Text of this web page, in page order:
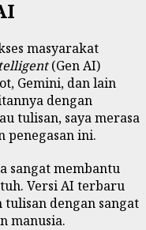
masyarakat
(Gen AI)
Gemini, dan lain
dengan
tulisan, saya merasa
ini.
sangat membantu
Versi AI terbaru
dengan sangat
manusia.